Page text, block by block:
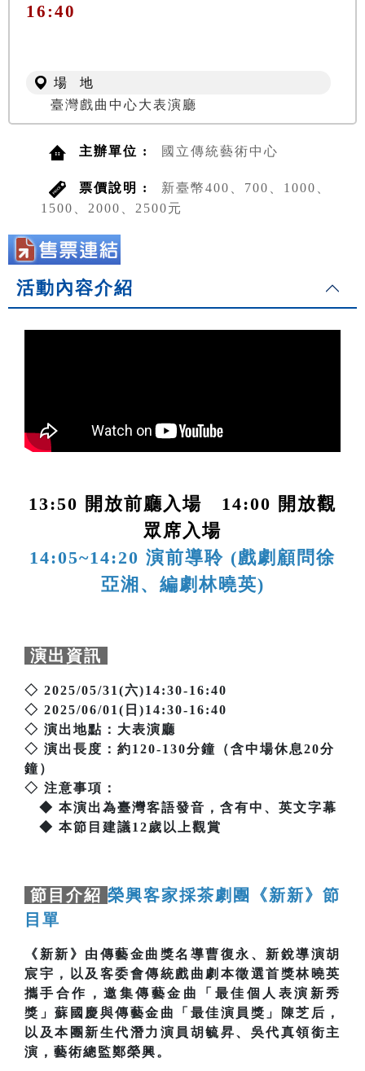
16:40
場 地
臺灣戲曲中心大表演廳
主辦單位 : 國立傳統藝術中心
票價說明 :
新臺幣400、700、1000、
1500、2000、2500元
活動內容介紹
13:50 開放前廳入場 14:00 開放觀
眾席入場
14:05~14:20 演前導聆 (戲劇顧問徐
亞湘、編劇林曉英)
演出資訊
◇ 2025/05/31(六)14:30-16:40
◇ 2025/06/01(日)14:30-16:40
◇ 演出地點：大表演廳
◇ 演出長度：約120-130分鐘（含中場休息20分
鐘）
◇ 注意事項：
◆ 本演出為臺灣客語發音，含有中、英文字幕
◆ 本節目建議12歲以上觀賞
節目介紹 榮興客家採茶劇團《新新》節
目單
《新新》由傳藝金曲獎名導曹復永、新銳導演胡
宸宇，以及客委會傳統戲曲劇本徵選首獎林曉英
攜手合作，邀集傳藝金曲「最佳個人表演新秀
獎」蘇國慶與傳藝金曲「最佳演員獎」陳芝后，
以及本團新生代潛力演員胡毓昇、吳代真領銜主
演，藝術總監鄭榮興。